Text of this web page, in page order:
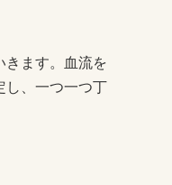
きます。血流を
し、一つ一つ丁